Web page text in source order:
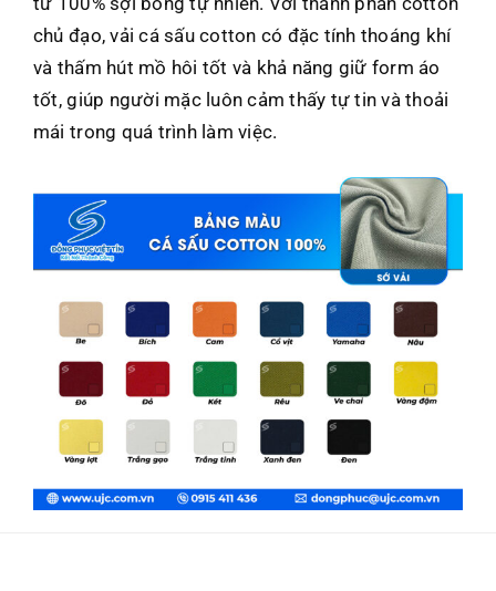
chủ đạo, vải cá sấu cotton có đặc tính thoáng khí
và thấm hút mồ hôi tốt và khả năng giữ form áo
tốt, giúp người mặc luôn cảm thấy tự tin và thoải
mái trong quá trình làm việc.